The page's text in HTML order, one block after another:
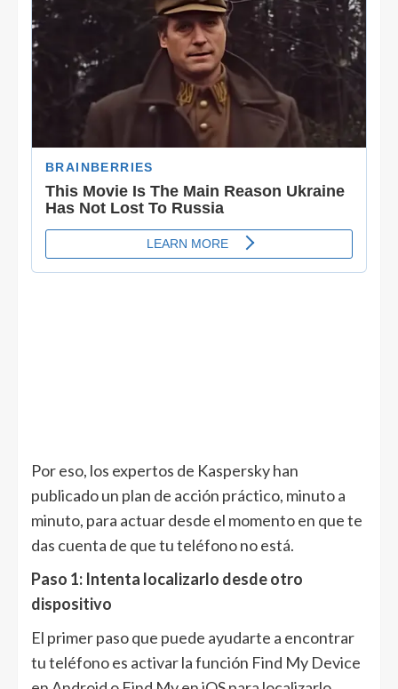
Por eso, los expertos de Kaspersky han
publicado un plan de acción práctico, minuto a
minuto, para actuar desde el momento en que te
das cuenta de que tu teléfono no está.
Paso 1: Intenta localizarlo desde otro
dispositivo
El primer paso que puede ayudarte a encontrar
tu teléfono es activar la función Find My Device